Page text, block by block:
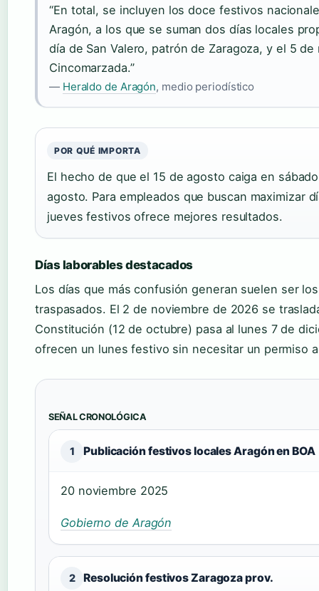
“En total, se incluyen los doce festivos
Aragón, a los que se suman dos días locales
día de San Valero, patrón de Zaragoza, y el 5
Cincomarzada.”
— Heraldo de Aragón, medio periodístico
POR QUÉ IMPORTA
El hecho de que el 15 de agosto caiga en
agosto. Para empleados que buscan maximizar
jueves festivos ofrece mejores resultados.
Días laborables destacados
Los días que más confusión generan suelen ser
traspasados. El 2 de noviembre de 2026 se
Constitución (12 de octubre) pasa al lunes 7 de
ofrecen un lunes festivo sin necesitar un permiso
SEÑAL CRONOLÓGICA
1 Publicación festivos locales Aragón en BOA
20 noviembre 2025
Gobierno de Aragón
2 Resolución festivos Zaragoza prov.